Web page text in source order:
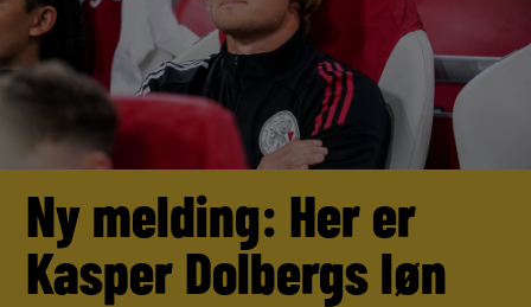
Ny melding: Her er
Kasper Dolbergs løn